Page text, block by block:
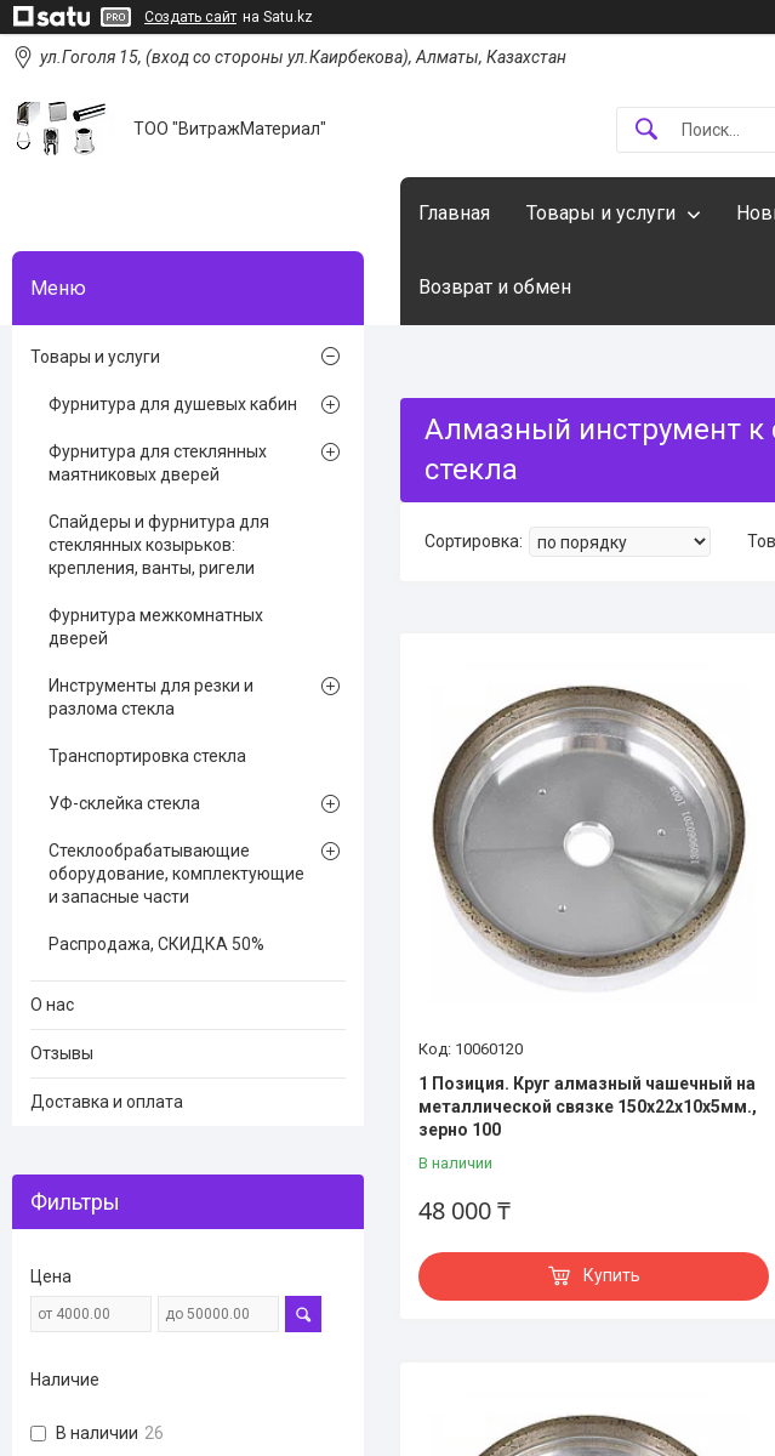
Создать сайт на Satu.kz
ул.Гоголя 15, (вход со стороны ул.Каирбекова), Алматы, Казахстан
ТОО "ВитражМатериал"
Главная Товары и услуги
Возврат и обмен
Алмазный инструмент к
стекла
10060120
1 Позиция. Круг алмазный чашечный на
металлической связке 150х22х10х5мм.,
зерно 100
В наличии
48 000 ₸
Купить
Товары и услуги
Фурнитура для душевых кабин
Фурнитура для стеклянных
маятниковых дверей
Спайдеры и фурнитура для
стеклянных козырьков:
крепления, ванты, ригели
Фурнитура межкомнатных
дверей
Инструменты для резки и
разлома стекла
Транспортировка стекла
УФ-склейка стекла
Стеклообрабатывающие
оборудование, комплектующие
и запасные части
Распродажа, СКИДКА 50%
О нас
Отзывы
Доставка и оплата
Фильтры
Цена
Наличие
В наличии 26